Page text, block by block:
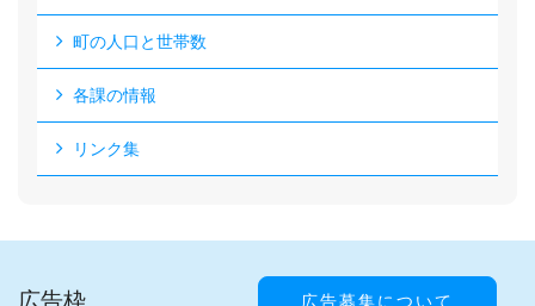
町の人口と世帯数
各課の情報
リンク集
広告募集について